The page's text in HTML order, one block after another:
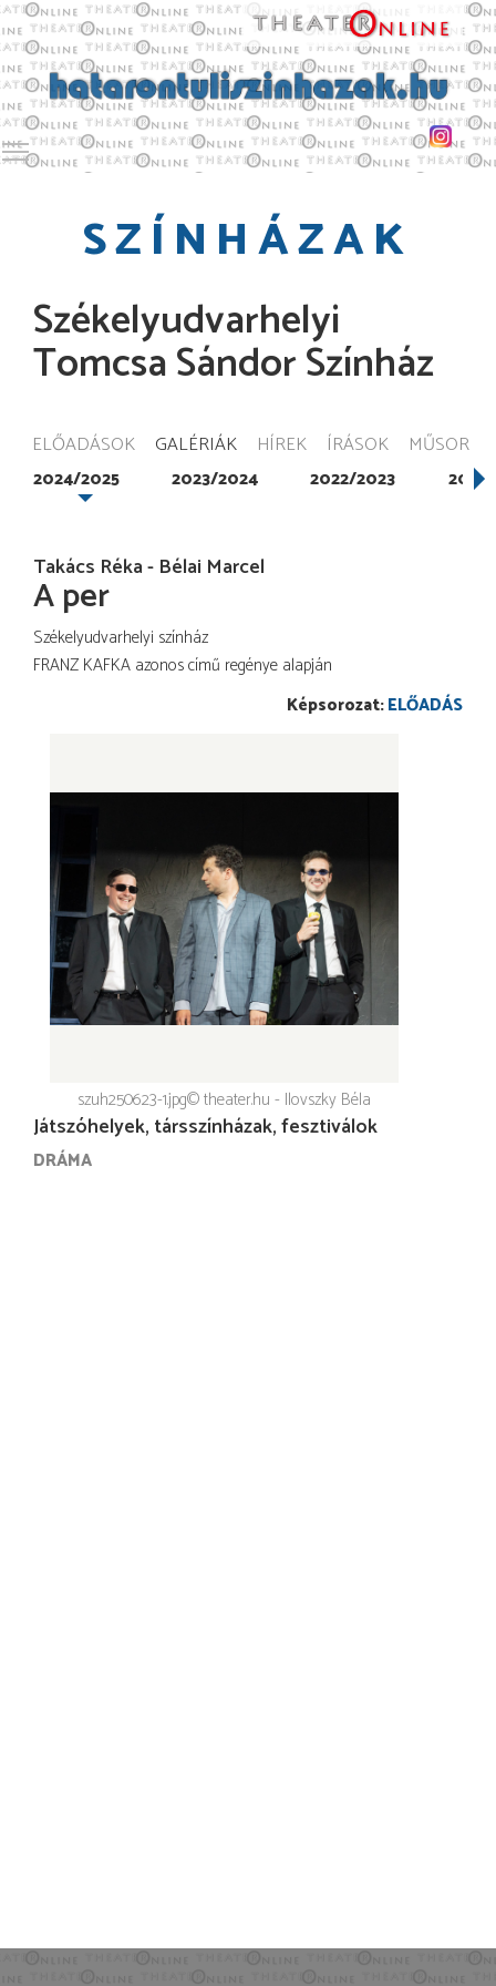
Toggle main menu visibility
SZÍNHÁZAK
Székelyudvarhelyi
Tomcsa Sándor Színház
ELŐADÁSOK GALÉRIÁK HÍREK ÍRÁSOK MŰSOR
2024/2025 2023/2024 2022/2023
Takács Réka - Bélai Marcel
A per
Székelyudvarhelyi színház
FRANZ KAFKA azonos című regénye alapján
ELŐADÁS
© theater.hu - Ilovszky Béla
szuh250623-1.jpg
Játszóhelyek, társszínházak, fesztiválok
DRÁMA